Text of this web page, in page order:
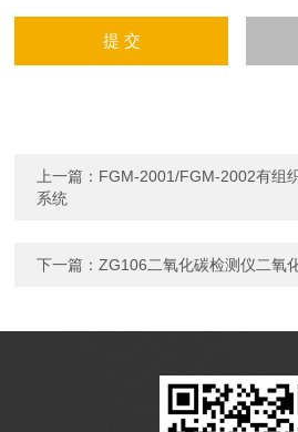
上一篇： FGM-2001/FGM-2002有组
系统
下一篇：ZG106二氧化碳检测仪二氧